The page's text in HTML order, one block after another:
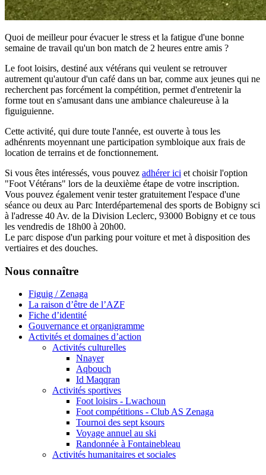
Quoi de meilleur pour évacuer le stress et la fatigue d'une bonne
semaine de travail qu'un bon match de 2 heures entre amis ?
Le foot loisirs, destiné aux vétérans qui veulent se retrouver
autrement qu'autour d'un café dans un bar, comme aux jeunes qui ne
recherchent pas forcément la compétition, permet d'entretenir la
forme tout en s'amusant dans une ambiance chaleureuse à la
figuiguienne.
Cette activité, qui dure toute l'année, est ouverte à tous les
adhénrents moyennant une participation symbloique aux frais de
location de terrains et de fonctionnement.
Si vous êtes intéressés, vous pouvez adhérer ici et choisir l'option
"Foot Vétérans" lors de la deuxième étape de votre inscription.
Vous pouvez également venir tester gratuitement l'espace d'une
séance ou deux au Parc Interdépartemenal des sports de Bobigny sci
à l'adresse 40 Av. de la Division Leclerc, 93000 Bobigny et ce tous
les vendredis de 18h00 à 20h00.
Le parc dispose d'un parking pour voiture et met à disposition des
vertiaires et des douches.
Nous connaître
Figuig / Zenaga
La raison d’être de l’AZF
Fiche d’identité
Gouvernance et organigramme
Activités et domaines d’action
Activités culturelles
Nnayer
Aqbouch
Id Maqqran
Activités sportives
Foot loisirs - Lwachoun
Foot compétitions - Club AS Zenaga
Tournoi des sept ksours
Voyage annuel au ski
Randonnée à Fontainebleau
Activités humanitaires et sociales